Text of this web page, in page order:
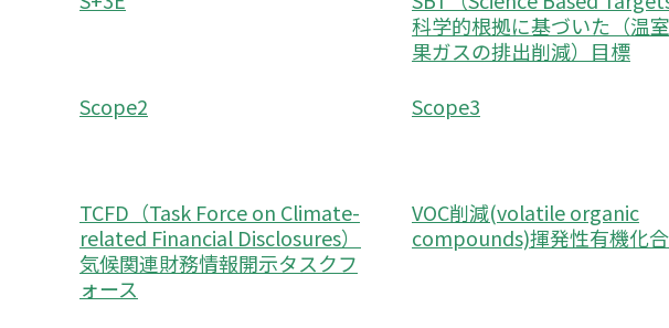
科学的根拠に基づいた（温
果ガスの排出削減）目標
Scope2 Scope3
TCFD（Task Force on Climate-
related Financial Disclosures）
気候関連財務情報開示タスクフ
ォース
VOC削減(volatile organic
compounds)揮発性有機化